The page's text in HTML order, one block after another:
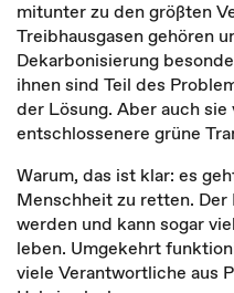
mitunter zu den größten
Treibhausgasen gehören
Dekarbonisierung
ihnen sind Teil des
der Lösung. Aber auch sie
entschlossenere grüne
Warum, das ist klar: es
Menschheit zu retten.
werden und kann sogar
leben. Umgekehrt
viele Verantwortliche aus